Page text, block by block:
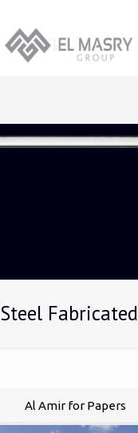
Steel Fabricated
Al Amir for Papers